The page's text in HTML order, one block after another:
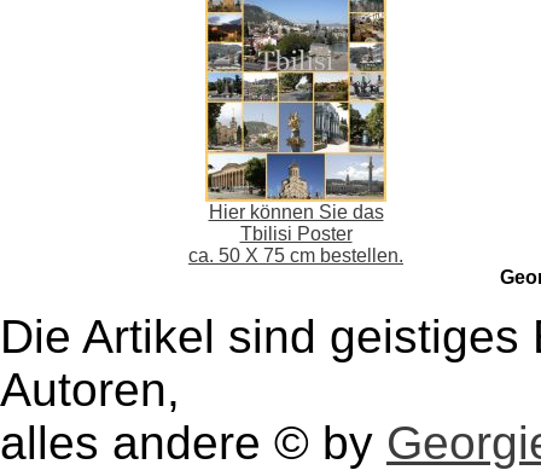
Hier können Sie das
Tbilisi Poster
ca. 50 X 75 cm bestellen.
Die Artikel sind
Autoren,
alles andere © by